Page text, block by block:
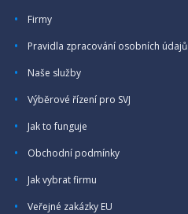
Firmy
Pravidla zpracování osobních údajů
Naše služby
Výběrové řízení pro SVJ
Jak to funguje
Obchodní podmínky
Jak vybrat firmu
Veřejné zakázky EU